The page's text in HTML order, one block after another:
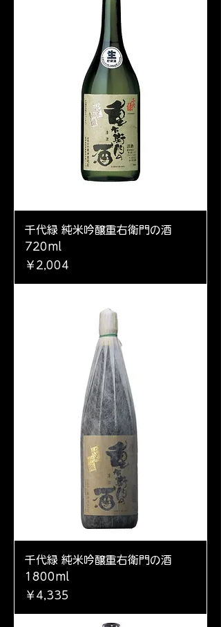
千代緑 純米吟醸重右衛門の酒
720ml
価格
￥2,004
千代緑 純米吟醸重右衛門の酒
1800ml
価格
￥4,335